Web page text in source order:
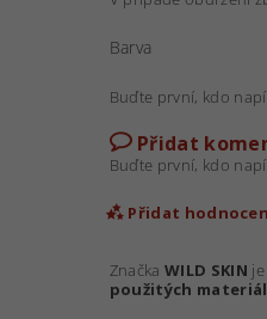
Barva
Buďte první, kdo
Přidat
Buďte první, kdo
Přidat
ZnačkaWILD SKIN
použitých